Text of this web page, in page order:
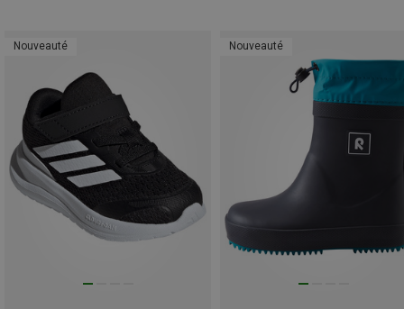
Nouveauté Nouveauté